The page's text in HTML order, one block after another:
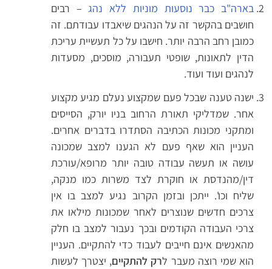
בארה"ב כבר נוסעות מוניות ללא נהג – רבים
חושבים בהקשר זה על הנהגים שיאבדו עבודתם. זה
כמובן רחב הרבה יותר. חישבו על כל תעשיית עריכת
הדין לתאונות, שופטי תעבורה, מוסכים, מסעדות
לנהגים ועוד ועוד.
ישנה טענה שבכל פעם שמקצוע נעלם מגיע מקצוע
אחר. שמדליקי תאורת הרחוב בניו יורק, הסייסים
ומתקני מכונות הכתיבה הסתדרו בדברים אחרים.
העניין הוא שאף פעם לא הגענו למצב שמכונה
עושה או תעשה עבודה טובה יותר מרופא/עורכת
דין/מהנדסת או חוקרת לצד משרות כמו מנקה,
שליח וכו'. ייתכן ובזמן הקרוב נגיע למצב בו אין
צרכים חדשים שנוצרים לאחר שמכונות מילאו את
צרכי העבודה הקודמים ובכך נעבור למצב בו חלק
מהאנשים אינם חייבים לעבוד כדי להתקיים. העניין
הוא שמי רוצה מעבר לרק להתקיים, יצטרך לעשות